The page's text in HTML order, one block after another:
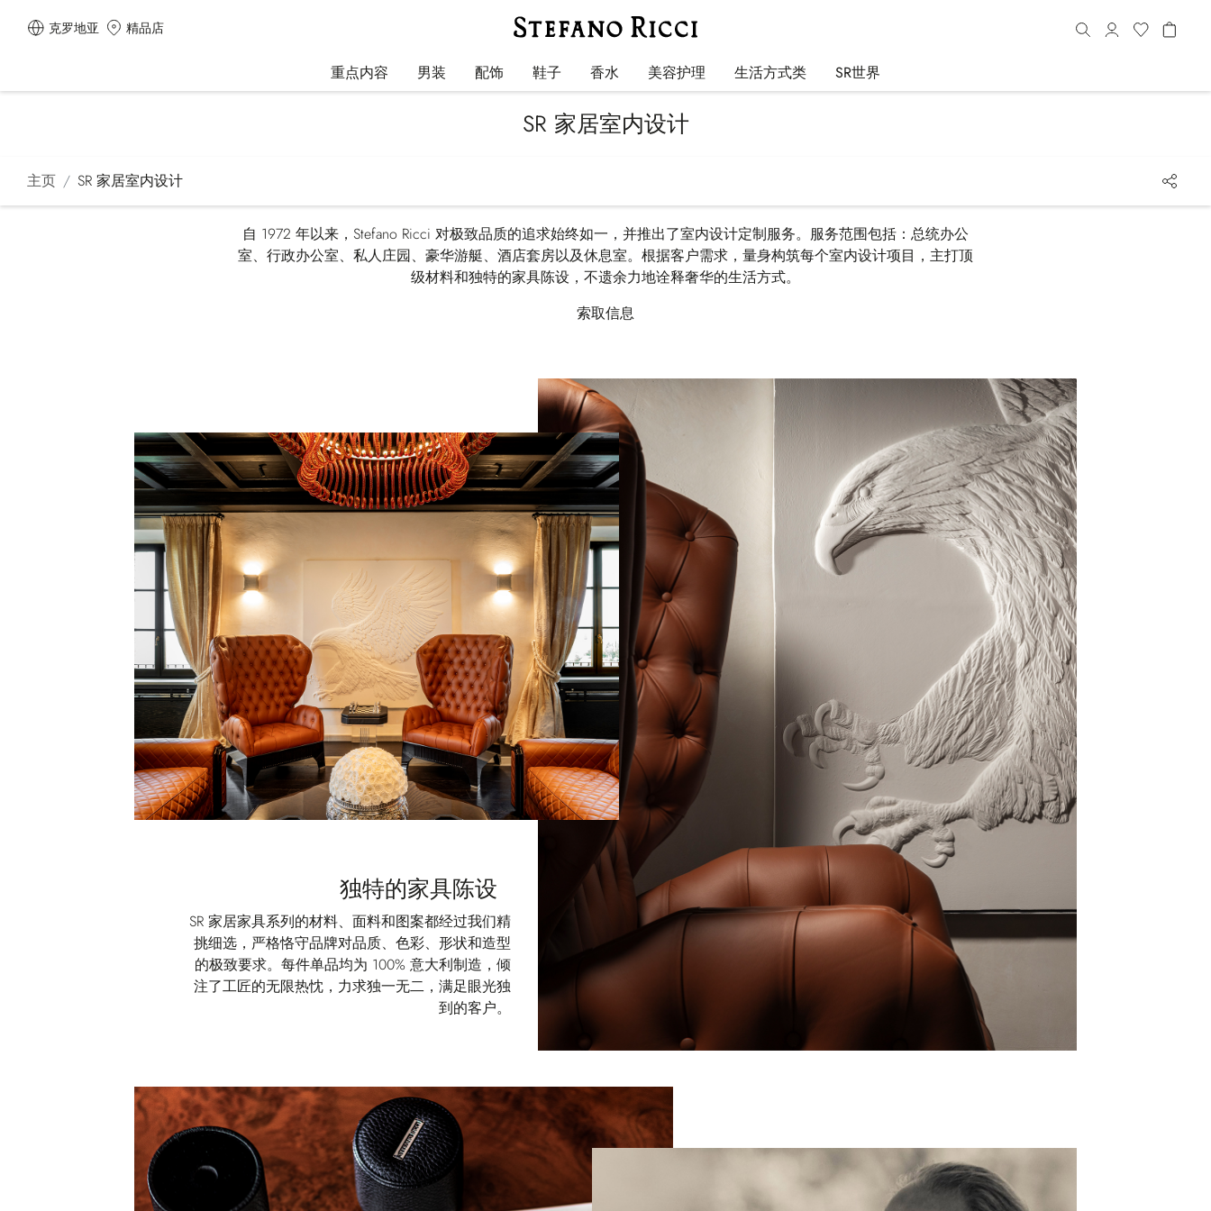
克罗地亚 精品店
重点内容 男装 配饰 鞋子 香水 美容护理 生活方式类 SR世界
SR 家居室内设计
主页 SR 家居室内设计
自 1972 年以来，Stefano Ricci 对极致品质的追求始终如一，并推出了室内设计定制服务。服务范围包括：总统办公
室、行政办公室、私人庄园、豪华游艇、酒店套房以及休息室。根据客户需求，量身构筑每个室内设计项目，主打顶
级材料和独特的家具陈设，不遗余力地诠释奢华的生活方式。
索取信息
独特的家具陈设
SR 家居家具系列的材料、面料和图案都经过我们精
挑细选，严格恪守品牌对品质、色彩、形状和造型
的极致要求。每件单品均为 100% 意大利制造，倾
注了工匠的无限热忱，力求独一无二，满足眼光独
到的客户。